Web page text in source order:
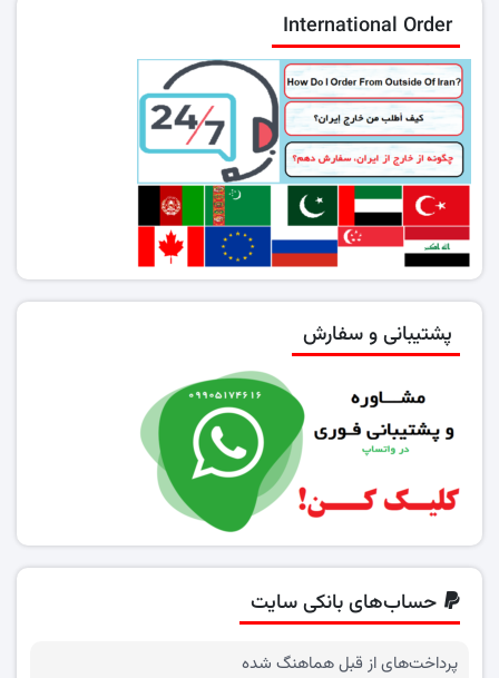
International Order
پشتیبانی و سفارش
حساب‌های بانکی سایت
پرداخت‌های از قبل هماهنگ شده